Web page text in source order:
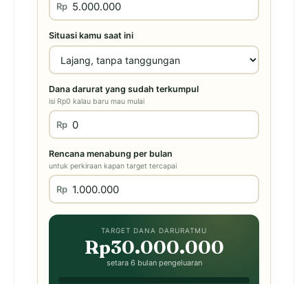
Rp
Situasi kamu saat ini
Dana darurat yang sudah terkumpul
isi Rp0 kalau baru mau mulai
Rp
Rencana menabung per bulan
untuk perkiraan kapan target tercapai
Rp
TARGET DANA DARURATMU
Rp30.000.000
setara 6 bulan pengeluaran